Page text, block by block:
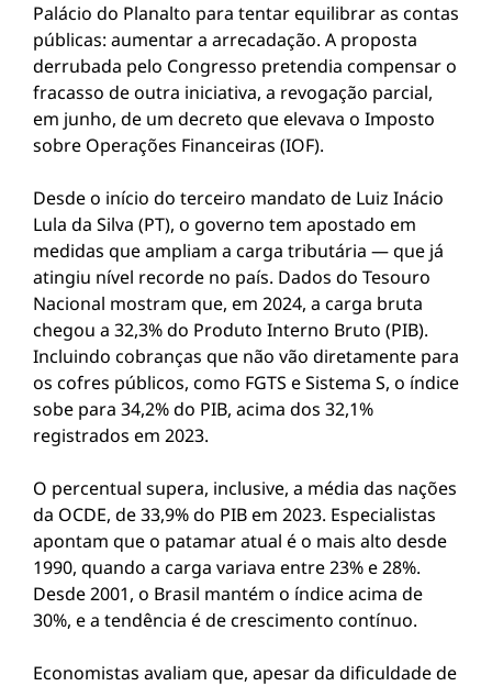
Palácio do Planalto para tentar equilibrar as contas
públicas: aumentar a arrecadação. A proposta
derrubada pelo Congresso pretendia compensar o
fracasso de outra iniciativa, a revogação parcial,
em junho, de um decreto que elevava o Imposto
sobre Operações Financeiras (IOF).
Desde o início do terceiro mandato de Luiz Inácio
Lula da Silva (PT), o governo tem apostado em
medidas que ampliam a carga tributária — que já
atingiu nível recorde no país. Dados do Tesouro
Nacional mostram que, em 2024, a carga bruta
chegou a 32,3% do Produto Interno Bruto (PIB).
Incluindo cobranças que não vão diretamente para
os cofres públicos, como FGTS e Sistema S, o índice
sobe para 34,2% do PIB, acima dos 32,1%
registrados em 2023.
O percentual supera, inclusive, a média das nações
da OCDE, de 33,9% do PIB em 2023. Especialistas
apontam que o patamar atual é o mais alto desde
1990, quando a carga variava entre 23% e 28%.
Desde 2001, o Brasil mantém o índice acima de
30%, e a tendência é de crescimento contínuo.
Economistas avaliam que, apesar da dificuldade de